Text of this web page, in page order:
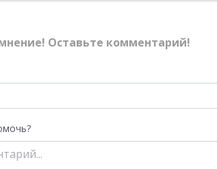
Оставьте комментарий!